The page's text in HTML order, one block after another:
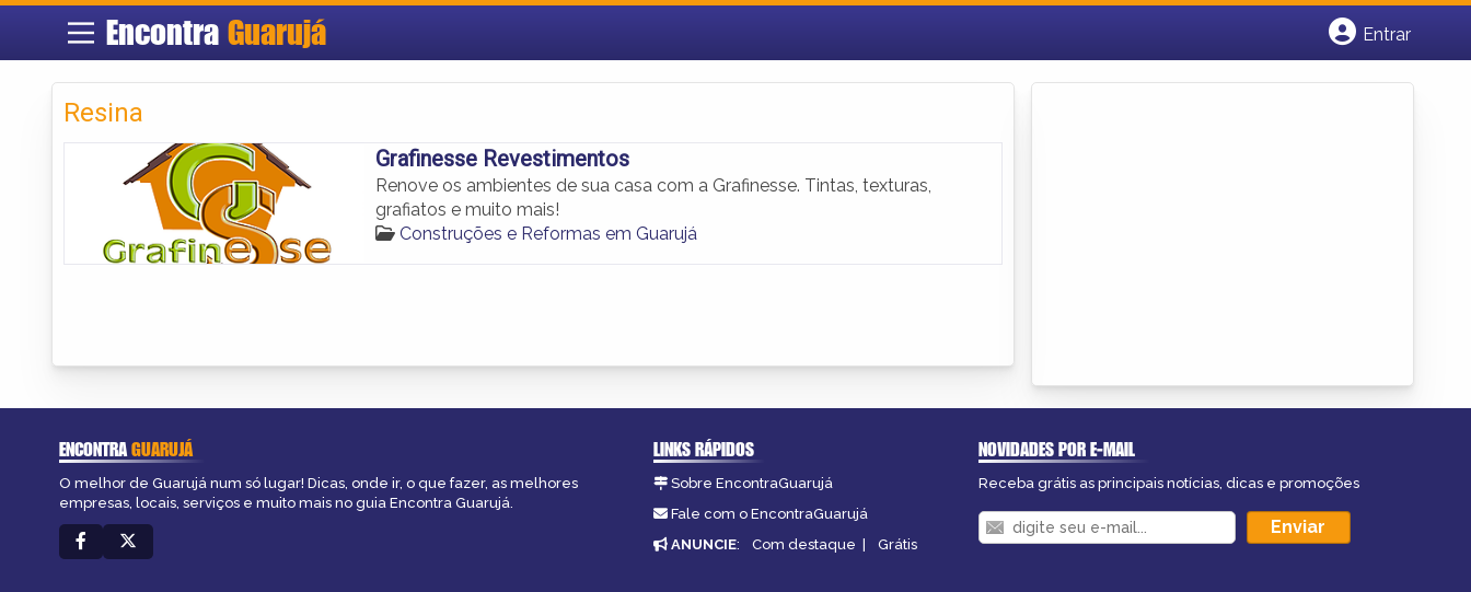
EncontraGuarujá
Entrar
Resina
Grafinesse Revestimentos
Renove os ambientes de sua casa com a Grafinesse. Tintas, texturas,
grafiatos e muito mais!
Construções e Reformas em Guarujá
ENCONTRAGUARUJÁ
O melhor de Guarujá num só lugar! Dicas, onde ir, o que fazer, as melhores
empresas, locais, serviços e muito mais no guia Encontra Guarujá.
LINKS RÁPIDOS
Sobre EncontraGuarujá
Fale com o EncontraGuarujá
ANUNCIE: Com destaque | Grátis
NOVIDADES POR E-MAIL
Receba grátis as principais notícias, dicas e promoções